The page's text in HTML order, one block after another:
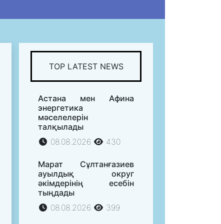
TOP LATEST NEWS
Астана мен Афина
энергетика
мәселелерін
талқылады
08.08.2026
430
Марат Сұлтанғазиев
ауылдық округ
әкімдерінің есебін
тыңдады
08.08.2026
399